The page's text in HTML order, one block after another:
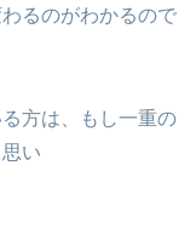
るのがわかるので
方は、もし一重の
い